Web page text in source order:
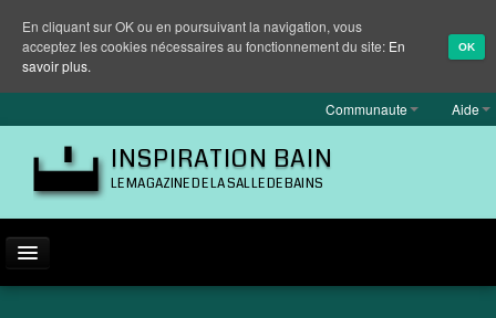
Communaute Aide
INSPIRATION BAIN
LE MAGAZINE DE LA SALLE DE BAINS
En cliquant sur OK ou en poursuivant la navigation, vous
acceptez les cookies nécessaires au fonctionnement du site: En
savoir plus.
OK